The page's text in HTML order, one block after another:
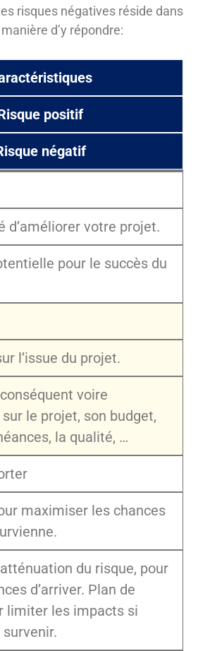
risques négatives réside dans
d’y répondre:
positif
négatif
d’améliorer votre projet.
pour le succès du
l’issue du projet.
voire
le projet, son budget,
la qualité, …
maximiser les chances
du risque, pour
d’arriver. Plan de
limiter les impacts si